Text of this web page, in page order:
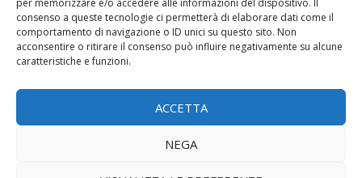
per memorizzare e/o accedere alle informazioni del dispositivo. Il
consenso a queste tecnologie ci permetterà di elaborare dati come il
comportamento di navigazione o ID unici su questo sito. Non
acconsentire o ritirare il consenso può influire negativamente su alcune
caratteristiche e funzioni.
ACCETTA
NEGA
SSL SECURE
|Theme: